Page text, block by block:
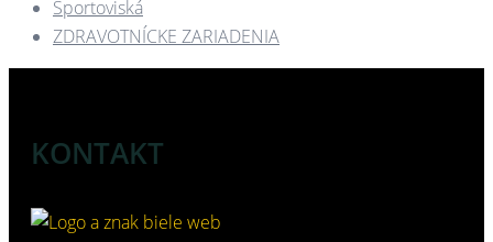
Športoviská
ZDRAVOTNÍCKE ZARIADENIA​
KONTAKT